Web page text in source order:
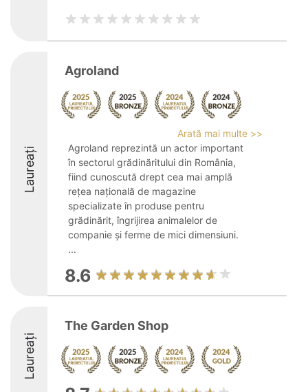
Laureați
Agroland
Arată mai multe >>
Agroland reprezintă un actor important
în sectorul grădinăritului din România,
fiind cunoscută drept cea mai amplă
rețea națională de magazine
specializate în produse pentru
grădinărit, îngrijirea animalelor de
companie și ferme de mici dimensiuni.
...
8.6
Laureați
The Garden Shop